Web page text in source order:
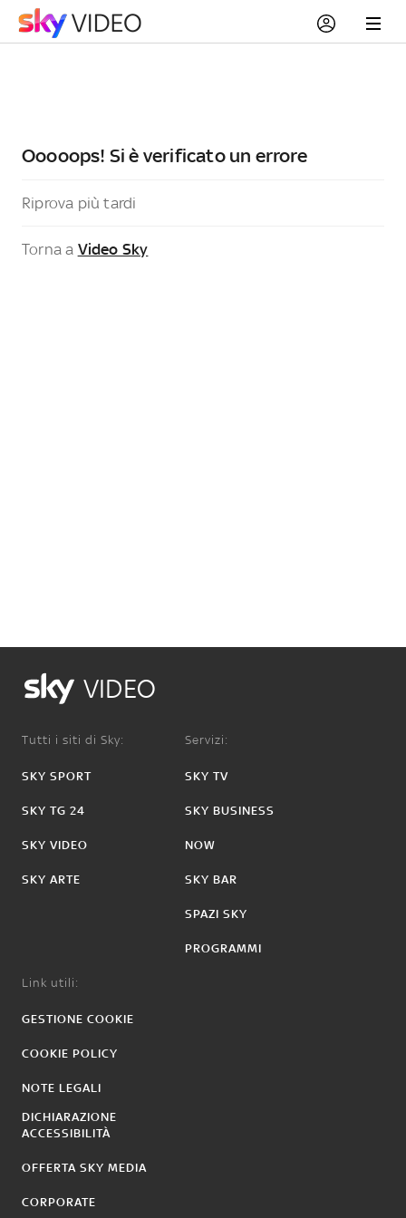
Ooooops! Si è verificato un errore
Riprova più tardi
Torna a Video Sky
VIDEO
Tutti i siti di Sky:
SKY SPORT
SKY TG 24
SKY VIDEO
SKY ARTE
Servizi:
SKY TV
SKY BUSINESS
NOW
SKY BAR
SPAZI SKY
PROGRAMMI
Link utili:
GESTIONE COOKIE
COOKIE POLICY
NOTE LEGALI
DICHIARAZIONE
ACCESSIBILITÀ
OFFERTA SKY MEDIA
CORPORATE